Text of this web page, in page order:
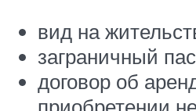
вид на
заграничный
договор об